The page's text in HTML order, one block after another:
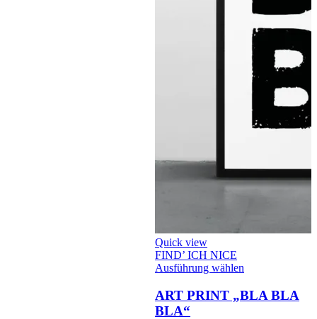
Quick view
FIND’ ICH NICE
Ausführung wählen
weist
mehrere
ART PRINT „BLA BLA
BLA“